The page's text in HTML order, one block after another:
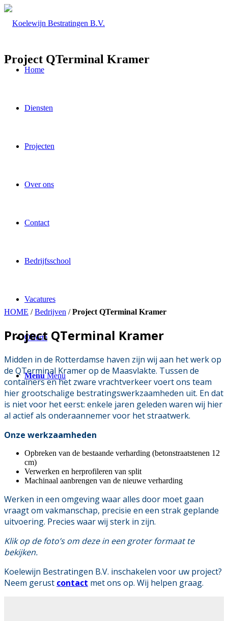
Home
Diensten
Projecten
Over ons
Contact
Bedrijfsschool
Vacatures
Offerte
Menu Menu
Project QTerminal Kramer
HOME /Bedrijven /Project QTerminal Kramer
Project QTerminal Kramer
Midden in de Rotterdamse haven zijn wij aan het werk op
de QTerminal Kramer op de Maasvlakte. Tussen de
containers en het zware vrachtverkeer voert ons team
hier grootschalige bestratingswerkzaamheden uit. En dat
is niet voor het eerst: enkele jaren geleden waren wij hier
al actief als onderaannemer voor het straatwerk.
Onze werkzaamheden
Opbreken van de bestaande verharding (betonstraatstenen 12
cm)
Verwerken en herprofileren van split
Machinaal aanbrengen van de nieuwe verharding
Werken in een omgeving waar alles door moet gaan
vraagt om vakmanschap, precisie en een strak geplande
uitvoering. Precies waar wij sterk in zijn.
Klik op de foto’s om deze in een groter formaat te
bekijken.
Koelewijn Bestratingen B.V. inschakelen voor uw project?
Neem gerust contact met ons op. Wij helpen graag.